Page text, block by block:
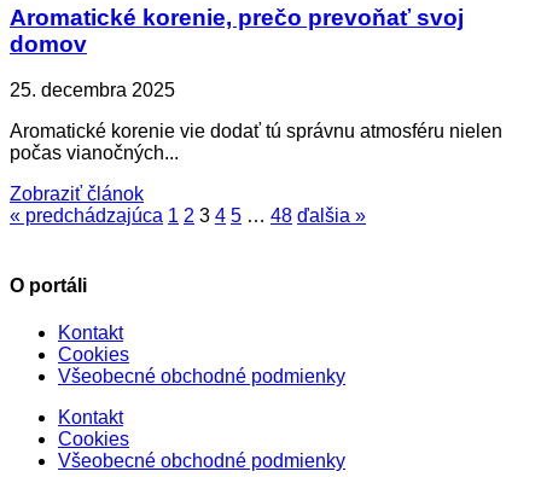
Aromatické korenie, prečo prevoňať svoj
domov
25. decembra 2025
Aromatické korenie vie dodať tú správnu atmosféru nielen
počas vianočných...
Zobraziť článok
« predchádzajúca 1 2 3 4 5 … 48 ďalšia »
O portáli
Kontakt
Cookies
Všeobecné obchodné podmienky
Kontakt
Cookies
Všeobecné obchodné podmienky